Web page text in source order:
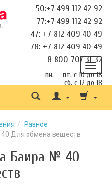
50:+7 499 112 42 92
77:+7 499 112 42 92
47: +7 812 409 40 49
78: +7 812 409 40 49
8 800 707 31 32
пн. — пт. с 10 до 18
сб. с 12 до 18
Разное
Для обмена веществ
Баира № 40